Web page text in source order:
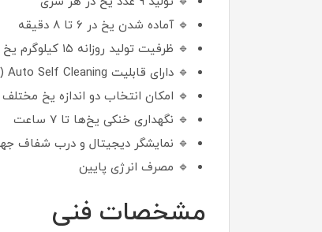
🔹 آماده شدن یخ در ۶ تا ۸ دقیقه
🔹 ظرفیت تولید روزانه ۱۵ کیلوگرم یخ
🔹 دارای قابلیت Auto Self Cleaning (شست‌وشوی خودکار)
🔹 امکان انتخاب دو اندازه یخ مختلف
🔹 نگهداری خنکی یخ‌ها تا ۷ ساعت
🔹 نمایشگر دیجیتال و درب شفاف
🔹 مصرف انرژی پایین
مشخصات فنی